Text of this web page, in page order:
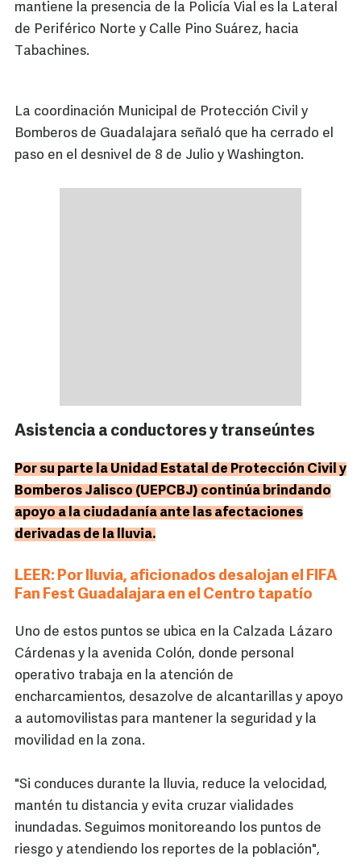
mantiene la presencia de la Policía Vial es la Lateral
de Periférico Norte y Calle Pino Suárez, hacia
Tabachines.
La coordinación Municipal de Protección Civil y
Bomberos de Guadalajara señaló que ha cerrado el
paso en el desnivel de 8 de Julio y Washington.
Asistencia a conductores y transeúntes
Por su parte la Unidad Estatal de Protección Civil y
Bomberos Jalisco (UEPCBJ) continúa brindando
apoyo a la ciudadanía ante las afectaciones
derivadas de la lluvia.
LEER: Por lluvia, aficionados desalojan el FIFA
Fan Fest Guadalajara en el Centro tapatío
Uno de estos puntos se ubica en la Calzada Lázaro
Cárdenas y la avenida Colón, donde personal
operativo trabaja en la atención de
encharcamientos, desazolve de alcantarillas y apoyo
a automovilistas para mantener la seguridad y la
movilidad en la zona.
"Si conduces durante la lluvia, reduce la velocidad,
mantén tu distancia y evita cruzar vialidades
inundadas. Seguimos monitoreando los puntos de
riesgo y atendiendo los reportes de la población",